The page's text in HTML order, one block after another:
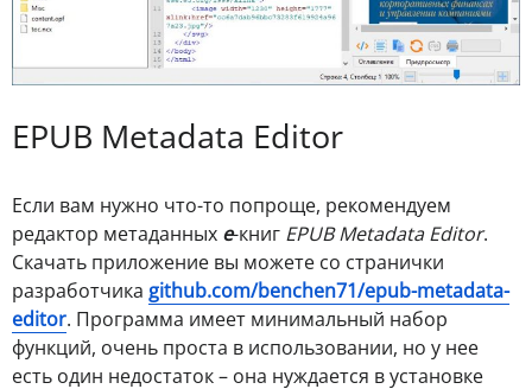
EPUB Metadata Editor
Если вам нужно что-то попроще, рекомендуем
редактор метаданных e-книг EPUB Metadata Editor.
Скачать приложение вы можете со странички
разработчика github.com/benchen71/epub-metadata-
editor. Программа имеет минимальный набор
функций, очень проста в использовании, но у нее
есть один недостаток – она нуждается в установке